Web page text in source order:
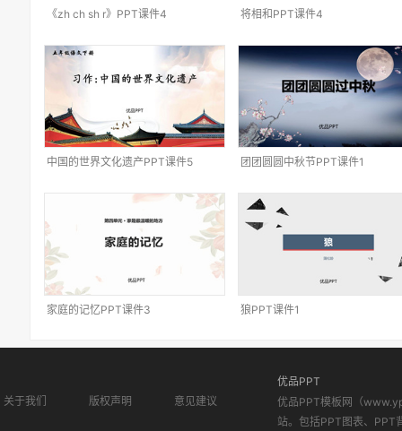
《zh ch sh r》PPT课件4 将相和PPT课件4
中国的世界文化遗产PPT课件5 团团圆圆中秋节PPT课件1
家庭的记忆PPT课件3 狼PPT课件1
关于我们 版权声明 意见建议
优品PPT
优品PPT模板网（
站。包括PPT图表、PPT